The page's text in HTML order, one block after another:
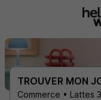
TROUVER MON
Commerce • Lattes